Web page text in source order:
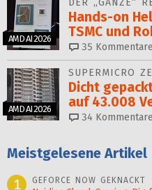
AMD AI 2026
DER „GANZE“
Hands-on
TSMC und
35 Kommentare
AMD AI 2026
SUPERMICRO
Dicht
auf 43.008
34 Kommentare
Meistgelesene Artikel
1
GEFORCE NOW GEKNACKT